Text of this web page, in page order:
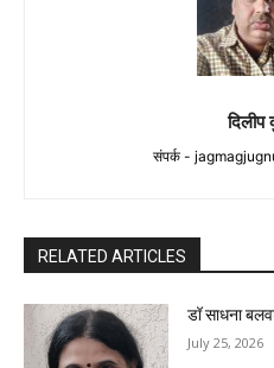
दिलीप
संपर्क -
RELATED ARTICLES
डॉ साधना
July 25, 2026